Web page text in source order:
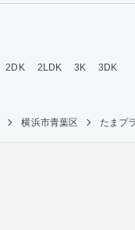
2DK 2LDK 3K
3DK
横浜市青葉区 たまプ